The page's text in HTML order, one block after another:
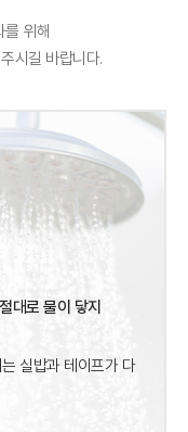
를 위해
시길 바랍니다.
절대로 물이 닿지
실밥과 테이프가 다